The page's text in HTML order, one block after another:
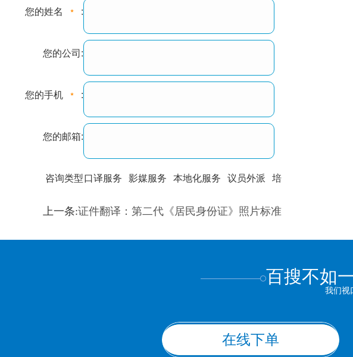
您的姓名 :
您的公司:
您的手机 :
您的邮箱:
咨询类型口译服务 影媒服务 本地化服务 议员外派 培
训翻译 标准级 专业级 出版级 证件内容 以
上一条:证件翻译：第二代《居民身份证》照片标准
百搜不如
我们视
在线下单